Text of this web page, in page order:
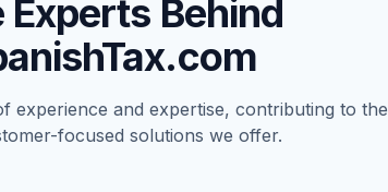
Experts Behind
experience and expertise, contributing to the
focused solutions we offer.